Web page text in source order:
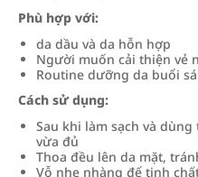
Phù hợp với:
da dầu và da hỗn hợp
Người muốn cải thiện vẻ
Routine dưỡng da buổi
Cách sử dụng:
Sau khi làm sạch và
vừa đủ
Thoa đều lên da mặt,
Vỗ nhẹ nhàng để tinh